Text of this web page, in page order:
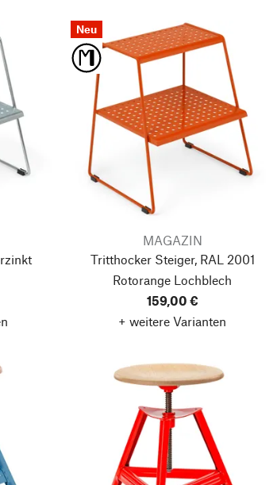
Neu
MAGAZIN
Tritthocker Steiger, RAL 2001
Rotorange Lochblech
159,00 €
+ weitere Varianten